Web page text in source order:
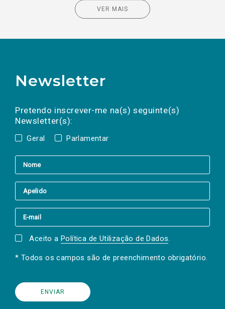
VER MAIS
Newsletter
Pretendo inscrever-me na(s) seguinte(s)
Newsletter(s):
Geral Parlamentar
a(s) newsletter(s).
mail
Aceito a Política de Utilização de Dados.
* Todos os campos são de preenchimento obrigatório.